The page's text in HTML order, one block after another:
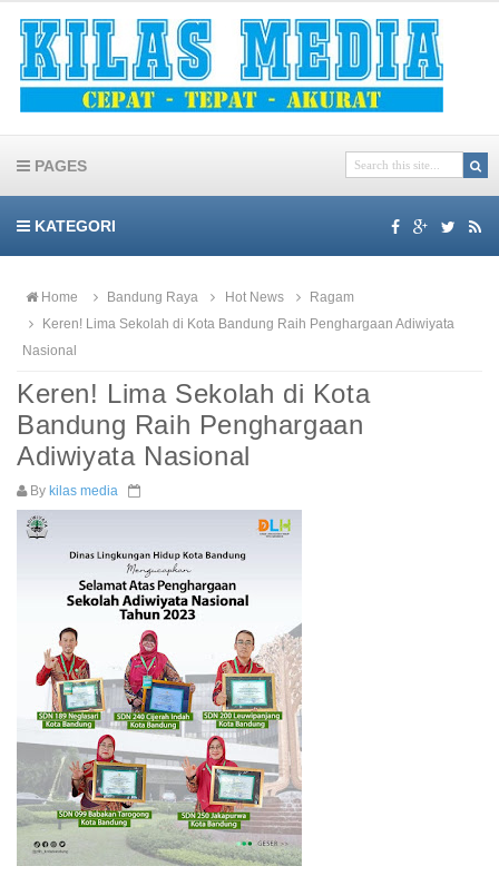
PAGES
KATEGORI
Home Bandung Raya Hot News
Ragam
Keren! Lima Sekolah di Kota Bandung Raih Penghargaan Adiwiyata
Nasional
Keren! Lima Sekolah di Kota
Bandung Raih Penghargaan
Adiwiyata Nasional
By kilas media